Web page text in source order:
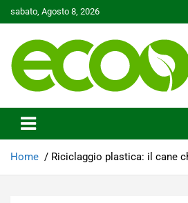
to
sabato, Agosto 8, 2026
Ecoo.it
Home Riciclaggio plastica: il cane